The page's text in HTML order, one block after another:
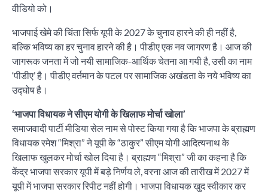
वीडियो को।
भाजपाई खेमे की चिंता सिर्फ यूपी के 2027 के चुनाव हारने की ही नहीं है,
बल्कि भविष्य का हर चुनाव हारने की है। पीडीए एक नव जागरण है। आज की
जागरूक जनता में जो नयी सामाजिक-आर्थिक चेतना आ गयी है, उसी का नाम
‘पीडीए’ है। पीडीए वर्तमान के पटल पर सामाजिक अखंडता के नये भविष्य का
उद्घोष है।
‘भाजपा विधायक ने सीएम योगी के खिलाफ मोर्चा खोला’
समाजवादी पार्टी मीडिया सेल नाम से पोस्ट किया गया है कि भाजपा के ब्राह्मण
विधायक रमेश “मिश्रा” ने यूपी के “ठाकुर” सीएम योगी आदित्यनाथ के
खिलाफ खुलकर मोर्चा खोल दिया है। ब्राह्मण “मिश्रा” जी का कहना है कि
केंद्र भाजपा सरकार यूपी में बड़े निर्णय ले, वरना आज की तारीख में 2027 में
यूपी में भाजपा सरकार रिपीट नहीं होगी। भाजपा विधायक खुद स्वीकार कर